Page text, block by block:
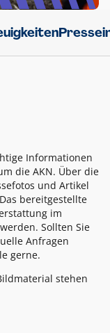
Informationen
die AKN. Über die
und Artikel
bereitgestellte
im
Sollten Sie
Anfragen
gerne.
stehen